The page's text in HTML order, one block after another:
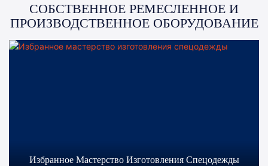
СОБСТВЕННОЕ РЕМЕСЛЕННОЕ И
ПРОИЗВОДСТВЕННОЕ ОБОРУДОВАНИЕ
Избранное Мастерство Изготовления Спецодежды